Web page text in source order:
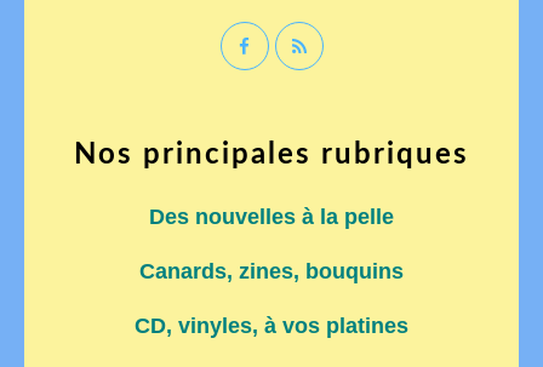
Nos principales rubriques
Des nouvelles à la pelle
Canards, zines, bouquins
CD, vinyles, à vos platines